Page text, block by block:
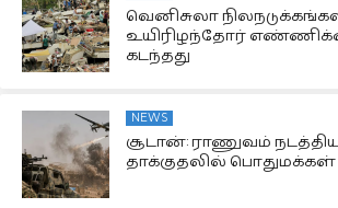
வெனிசுலா
உயிரிழந்தோர்
கடந்தது
NEWS
சூடான்: ராணுவம்
தாக்குதலில் பொதுமக்கள்